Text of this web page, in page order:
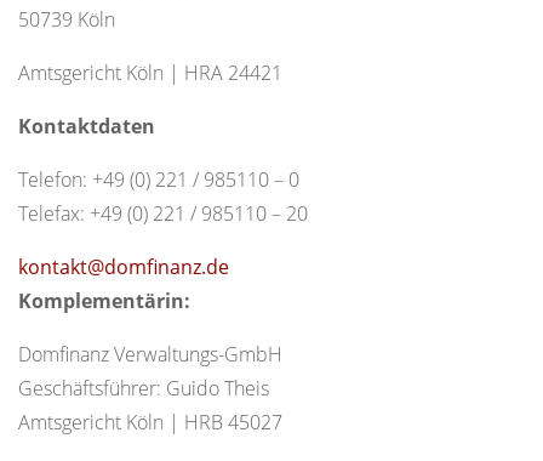
50739 Köln
Amtsgericht Köln | HRA 24421
Kontaktdaten
Telefon: +49 (0) 221 / 985110 – 0
Telefax: +49 (0) 221 / 985110 – 20
kontakt@domfinanz.de
Komplementärin:
Domfinanz Verwaltungs-GmbH
Geschäftsführer: Guido Theis
Amtsgericht Köln | HRB 45027